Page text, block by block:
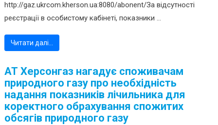
http://gaz.ukrcom.kherson.ua:8080/abonent/За відсутності
реєстрації в особистому кабінеті, показники ...
Читати далі…
АТ Херсонгаз нагадує споживачам
природного газу про необхідність
надання показників лічильника для
коректного обрахування спожитих
обсягів природного газу